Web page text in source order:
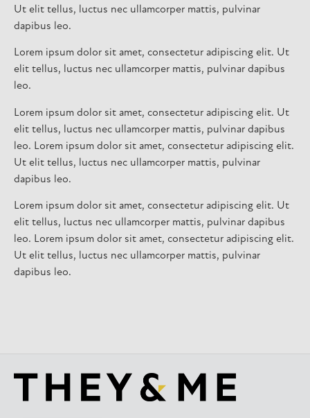
Ut elit tellus, luctus nec ullamcorper mattis, pulvinar
dapibus leo.
Lorem ipsum dolor sit amet, consectetur adipiscing elit. Ut
elit tellus, luctus nec ullamcorper mattis, pulvinar dapibus
leo.
Lorem ipsum dolor sit amet, consectetur adipiscing elit. Ut
elit tellus, luctus nec ullamcorper mattis, pulvinar dapibus
leo. Lorem ipsum dolor sit amet, consectetur adipiscing elit.
Ut elit tellus, luctus nec ullamcorper mattis, pulvinar
dapibus leo.
Lorem ipsum dolor sit amet, consectetur adipiscing elit. Ut
elit tellus, luctus nec ullamcorper mattis, pulvinar dapibus
leo. Lorem ipsum dolor sit amet, consectetur adipiscing elit.
Ut elit tellus, luctus nec ullamcorper mattis, pulvinar
dapibus leo.